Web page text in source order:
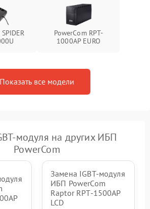
Подробнее →
PowerCom RPT-
1000AР EURO
Показать все модели
модуля на других ИБП
PowerCom
Замена IGBT-модуля
ИБП PowerCom
Raptor RPT-1500AP
LCD